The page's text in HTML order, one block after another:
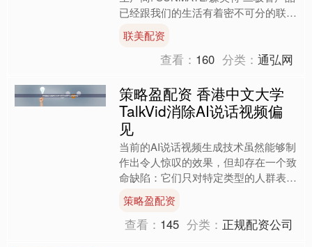
已经跟我们的生活有着密不可分的联系
了， TVS瞬态抑制二极管，是一种高
效能....
联美配资
查看： 160 分类：通弘网
策略盈配资 香港中文大学
TalkVid消除AI说话视频偏
见
当前的AI说话视频生成技术虽然能够制
作出令人惊叹的效果，但却存在一个致
命缺陷：它们只对特定类型的人群表现
良好。就像一个只会做中式料理的厨师
突然被要求制作法国大餐....
策略盈配资
查看： 145 分类： 正规配资公司